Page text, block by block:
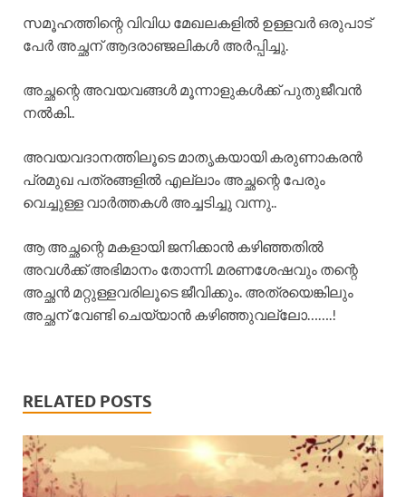
സമൂഹത്തിന്റെ വിവിധ മേഖലകളിൽ ഉള്ളവർ ഒരുപാട്
പേർ അച്ഛന് ആദരാഞ്ജലികൾ അർപ്പിച്ചു.
അച്ഛന്റെ അവയവങ്ങൾ മൂന്നാളുകൾക്ക് പുതുജീവൻ
നൽകി..
അവയവദാനത്തിലൂടെ മാതൃകയായി കരുണാകരൻ
പ്രമുഖ പത്രങ്ങളിൽ എല്ലാം അച്ഛന്റെ പേരും
വെച്ചുള്ള വാർത്തകൾ അച്ചടിച്ചു വന്നു..
ആ അച്ഛന്റെ മകളായി ജനിക്കാൻ കഴിഞ്ഞതിൽ
അവൾക്ക് അഭിമാനം തോന്നി. മരണശേഷവും തന്റെ
അച്ഛൻ മറ്റുള്ളവരിലൂടെ ജീവിക്കും. അത്രയെങ്കിലും
അച്ഛന് വേണ്ടി ചെയ്യാൻ കഴിഞ്ഞുവല്ലോ…….!
RELATED POSTS